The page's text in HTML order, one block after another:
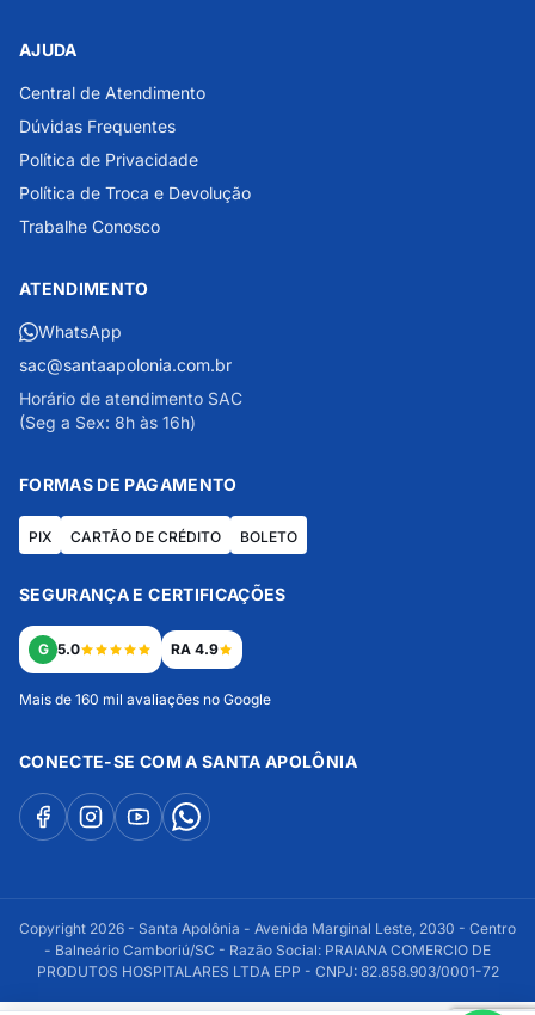
AJUDA
Central de Atendimento
Dúvidas Frequentes
Política de Privacidade
Política de Troca e Devolução
Trabalhe Conosco
ATENDIMENTO
WhatsApp
sac@santaapolonia.com.br
Horário de atendimento SAC
(Seg a Sex: 8h às 16h)
FORMAS DE PAGAMENTO
PIX CARTÃO DE CRÉDITO BOLETO
SEGURANÇA E CERTIFICAÇÕES
G 5.0 RA 4.9
Mais de 160 mil avaliações no Google
CONECTE-SE COM A SANTA APOLÔNIA
Copyright 2026 - Santa Apolônia - Avenida Marginal Leste, 2030 - Centro
- Balneário Camboriú/SC - Razão Social: PRAIANA COMERCIO DE
PRODUTOS HOSPITALARES LTDA EPP - CNPJ: 82.858.903/0001-72